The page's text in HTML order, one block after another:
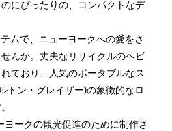
にぴったりの、コンパクトなデ
ムで、ニューヨークへの愛をさ
んか。丈夫なリサイクルのヘビ
ており、人気のポータブルなス
トン・グレイザー)の象徴的なロ
ークの観光促進のために制作さ